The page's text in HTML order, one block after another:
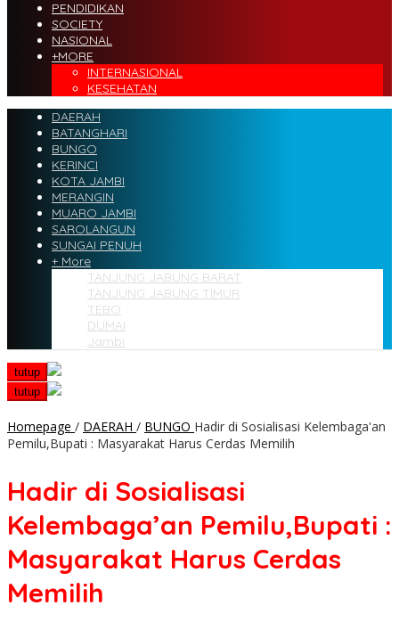
PENDIDIKAN
SOCIETY
NASIONAL
+MORE
INTERNASIONAL
KESEHATAN
DAERAH
BATANGHARI
BUNGO
KERINCI
KOTA JAMBI
MERANGIN
MUARO JAMBI
SAROLANGUN
SUNGAI PENUH
+ More
TANJUNG JABUNG BARAT
TANJUNG JABUNG TIMUR
TEBO
DUMAI
Jambi
tutup
tutup
Homepage / DAERAH / BUNGO Hadir di Sosialisasi Kelembaga'an
Pemilu,Bupati : Masyarakat Harus Cerdas Memilih
Hadir di Sosialisasi
Kelembaga’an Pemilu,Bupati :
Masyarakat Harus Cerdas
Memilih